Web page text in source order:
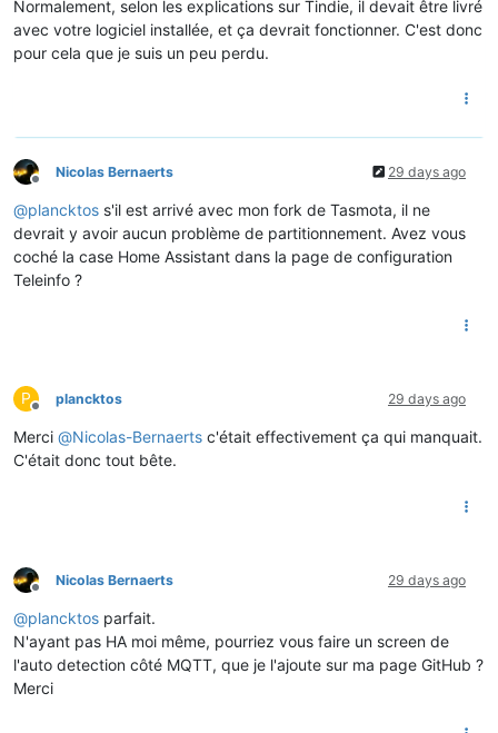
Normalement, selon les explications sur Tindie, il devait être livré
avec votre logiciel installée, et ça devrait fonctionner. C'est donc
pour cela que je suis un peu perdu.
Offline
Nicolas Bernaerts 29 days ago
@plancktos s'il est arrivé avec mon fork de Tasmota, il ne
devrait y avoir aucun problème de partitionnement. Avez vous
coché la case Home Assistant dans la page de configuration
Teleinfo ?
P
Offline
plancktos 29 days ago
Merci @Nicolas-Bernaerts c'était effectivement ça qui manquait.
C'était donc tout bête.
Offline
Nicolas Bernaerts 29 days ago
@plancktos parfait.
N'ayant pas HA moi même, pourriez vous faire un screen de
l'auto detection côté MQTT, que je l'ajoute sur ma page GitHub ?
Merci